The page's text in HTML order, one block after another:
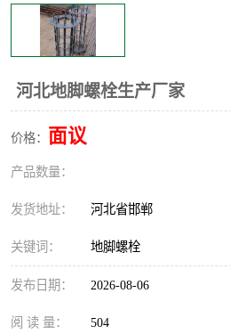
河北地脚螺栓生产厂家
价格： 面议
产品数量：
发货地址： 河北省邯郸
关键词： 地脚螺栓
发布日期： 2026-08-06
阅 读 量： 504